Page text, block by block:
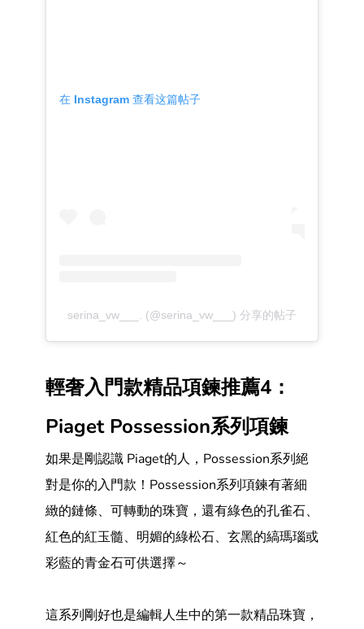
在 Instagram 查看这篇帖子
serina_vw___. (@serina_vw___) 分享的帖子
輕奢入門款精品項鍊推薦4：
Piaget Possession系列項鍊
如果是剛認識 Piaget的人，Possession系列絕
對是你的入門款！Possession系列項鍊有著細
緻的鏈條、可轉動的珠寶，還有綠色的孔雀石、
紅色的紅玉髓、明媚的綠松石、玄黑的縞瑪瑙或
彩藍的青金石可供選擇～
這系列剛好也是編輯人生中的第一款精品珠寶，